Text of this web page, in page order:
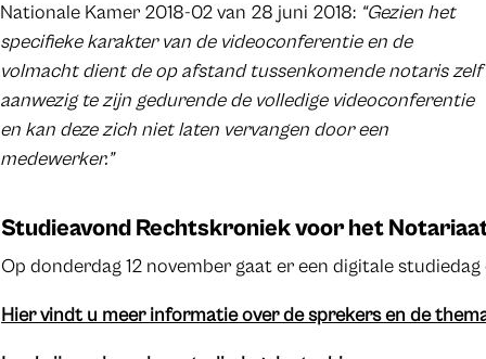
Nationale Kamer 2018-02 van 28 juni 2018: “Gezien het
specifieke karakter van de videoconferentie en de
volmacht dient de op afstand tussenkomende notaris zelf
aanwezig te zijn gedurende de volledige videoconferentie
en kan deze zich niet laten vervangen door een
medewerker.”
Studieavond Rechtskroniek voor het
Op donderdag 12 november gaat er een digitale
Hier vindt u meer informatie over de sprekers en de